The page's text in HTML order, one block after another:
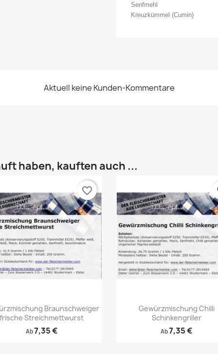
Senfmehl
Kreuzkümmel (Cumin)
Aktuell keine Kunden-Kommentare
haben, kauften auch ...
Vorschau
Braunschweiger
frische Streichmettwurst
Ab7,35 €
favorite_border
Vorschau
Gewürzmischung Chilli
Schinkengriller
Ab7,35 €